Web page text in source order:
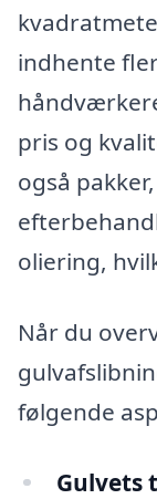
indhente
pris og
også
oliering,
Når du
følgende
Gulvets